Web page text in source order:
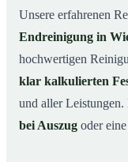
Unsere erfahrenen
Endreinigung in
hochwertigen
klar kalkulierten
und aller
bei Auszug oder eine